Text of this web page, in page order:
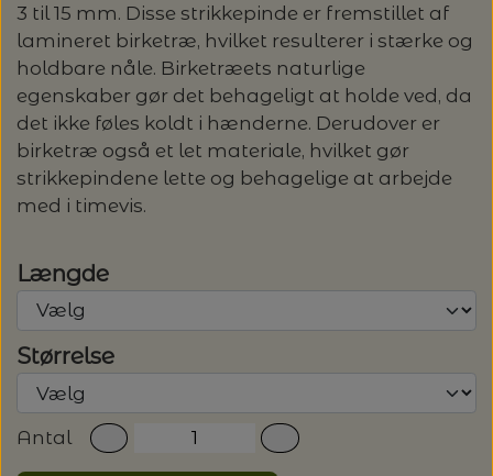
PASCUALI: NEPAL - SPAR 20%
PASCULI: SUAVE - SPAR 20%
POMP STITCH - BRODERI - SPAR 30-35%
SPAR 40% - GLERUPS STØVLER BØRN (STR.
PERMIN: SPAR 30% PÅ ALLE
LANG YARNS
MONDIAL
PASCUALI
LENE HOLME SAMSØE - LEKNIT
MY FAVOURITE THINGS KNITWEAR
ODD ROW
SUSIE HAUMANN
MASKESTOPPERE
MASKEWIRES
MÅLEBÅND / PINDEMÅLERE
SAKSE
3 til 15 mm. Disse strikkepinde er fremstillet af
lamineret birketræ, hvilket resulterer i stærke og
holdbare nåle. Birketræets naturlige
egenskaber gør det behageligt at holde ved, da
det ikke føles koldt i hænderne. Derudover er
birketræ også et let materiale, hvilket gør
strikkepindene lette og behagelige at arbejde
med i timevis.
Længde
Størrelse
Antal